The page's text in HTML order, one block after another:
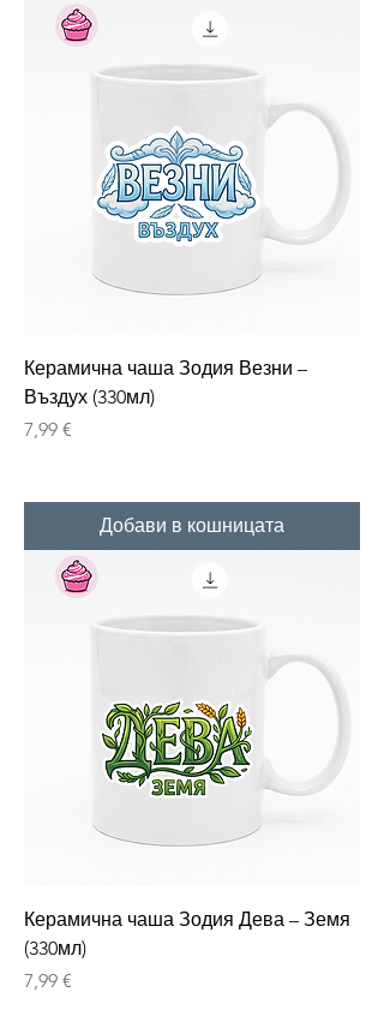
Керамична чаша Зодия Везни –
Въздух (330мл)
Цена
7,99 €
Добави в кошницата
Керамична чаша Зодия Дева – Земя
(330мл)
Цена
7,99 €